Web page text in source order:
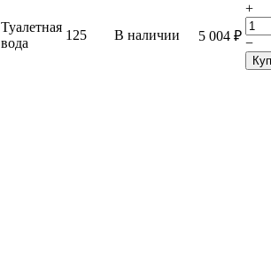
Туалетная
вода
125 В наличии 5 004 ₽
+
−